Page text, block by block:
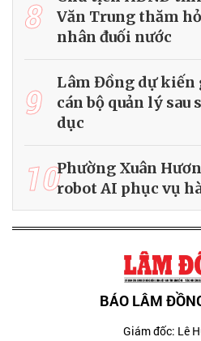
8
Văn Trung thăm
nhân đuối nước
9
Lâm Đồng dự kiến
cán bộ quản lý sau
dục
10Phường Xuân
robot AI phục vụ
BÁO LÂM
Giám đốc: Lê